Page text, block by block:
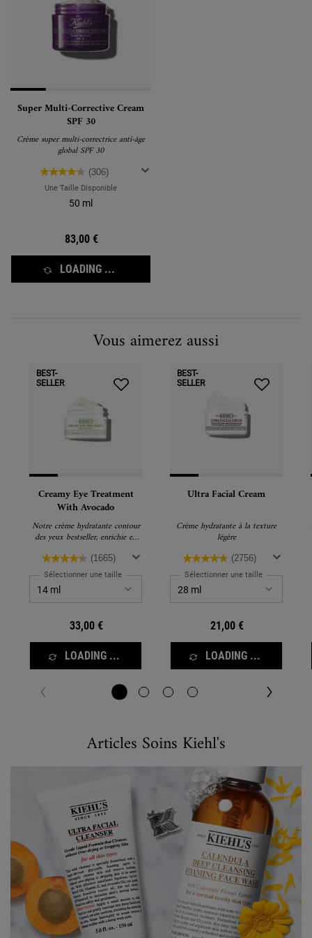
Super Multi-Corrective Cream
SPF 30
Crème super multi-correctrice anti-âge
global SPF 30
(306)
Une Taille Disponible
50 ml
83,00 €
LOADING ...
Vous aimerez aussi
BEST-
SELLER
Creamy Eye Treatment
With Avocado
Notre crème hydratante contour
des yeux bestseller, enrichie en
carotène pour nourrir, lisser et
illuminer la zone sous les yeux
dès la première application.
(1665)
Sélectionner une taille
33,00 €
LOADING ...
BEST-
SELLER
Ultra Facial Cream
Crème hydratante à la texture
légère
(2756)
Sélectionner une taille
21,00 €
LOADING ...
Articles Soins Kiehl's